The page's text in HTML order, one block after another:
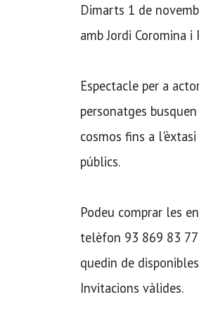
Dimarts 1 de
amb Jordi Coromina i
Espectacle per a
personatges
cosmos fins a
públics.
Podeu comprar les
telèfon 93 869 83 77
quedin de
Invitacions vàlides.